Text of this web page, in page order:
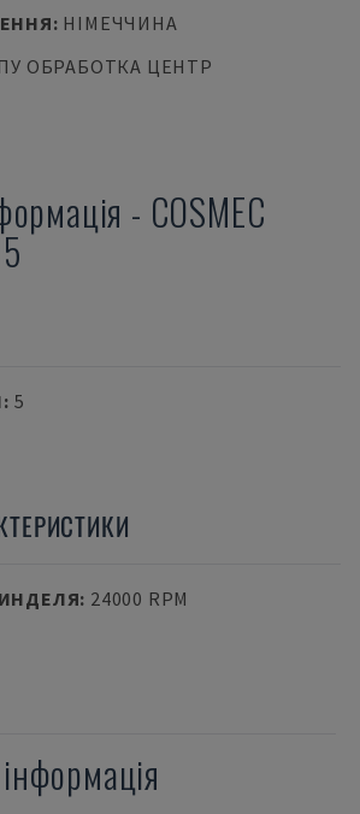
: НІМЕЧЧИНА
ОБРАБОТКА ЦЕНТР
- COSMEC
: 5
: 24000 RPM